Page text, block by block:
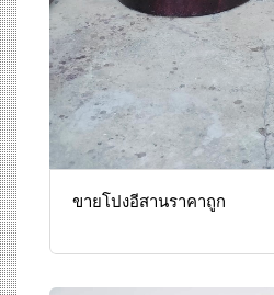
ขายโปงอีสานราคาถูก